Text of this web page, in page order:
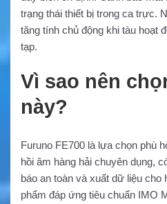
trạng thái thiết bị trong ca trực.
tăng tính chủ động khi tàu hoạt
tạp.
Vì sao nên
này?
Furuno FE700 là lựa chọn phù
hồi âm hàng hải chuyên dụng,
báo an toàn và xuất dữ liệu cho
phẩm đáp ứng tiêu chuẩn IMO